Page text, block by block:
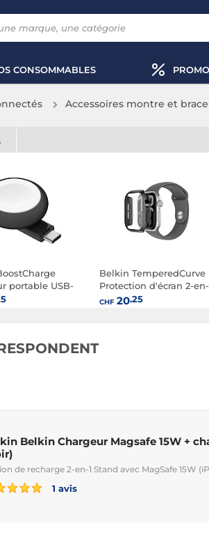
CONSOMMABLES
Accessoires montre et
portable USB-
Watch
Belkin TemperedCurve
Protection d'écran 2-en-
pour Apple Watch
CHF20.25
Belkin Chargeur Magsafe 15W +
de recharge 2-en-1 Stand avec MagSafe 15W
1 avis